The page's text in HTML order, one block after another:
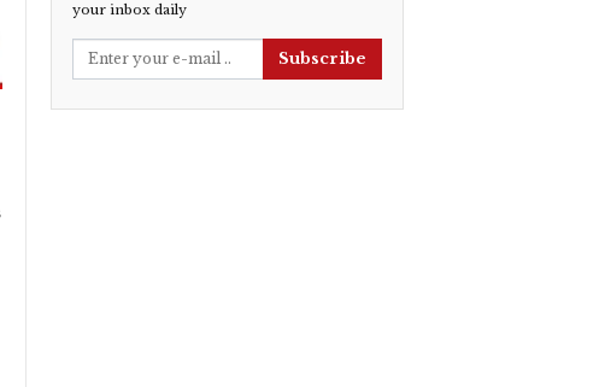
your inbox daily
Subscribe